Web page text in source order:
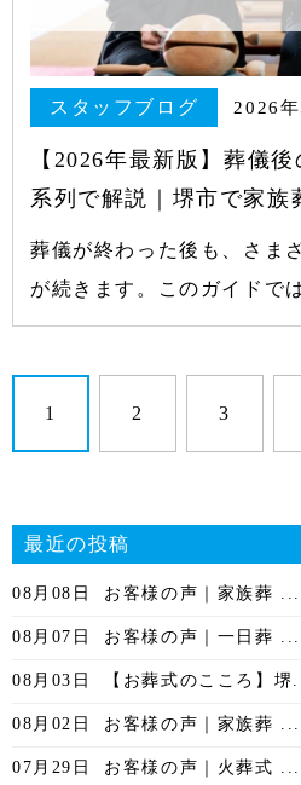
スタッフブログ 2026
【2026年最新版】葬儀
系列で解説｜堺市で家族
葬儀が終わった後も、さま
が続きます。このガイドで
1 2 3
最近の投稿
08月08日 お客様の声｜家族葬 ...
08月07日 お客様の声｜一日葬 ...
08月03日 【お葬式のこころ】堺
08月02日 お客様の声｜家族葬 ...
07月29日 お客様の声｜火葬式 ...